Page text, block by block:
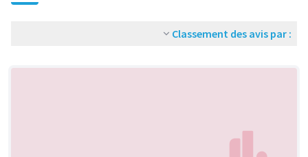
Classement des avis par :